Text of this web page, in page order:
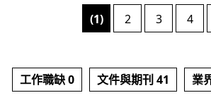
📍每坪不到6萬！宜蘭45年老字號成衣
(1) 2 3 4
工作職缺 0 文件與期刊 41 業